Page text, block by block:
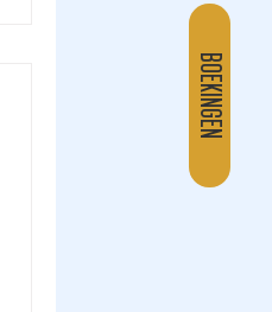
BOEKINGEN